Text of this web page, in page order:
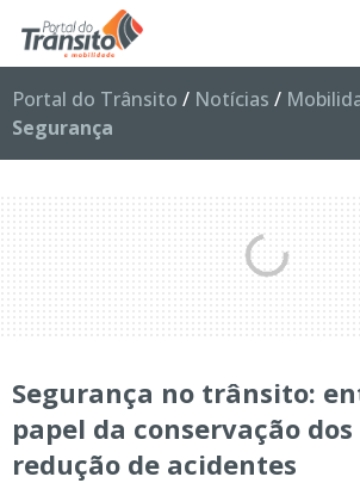
Portal do Trânsito / Notícias /
Segurança
Segurança no trânsito:
papel da conservação
redução de acidentes